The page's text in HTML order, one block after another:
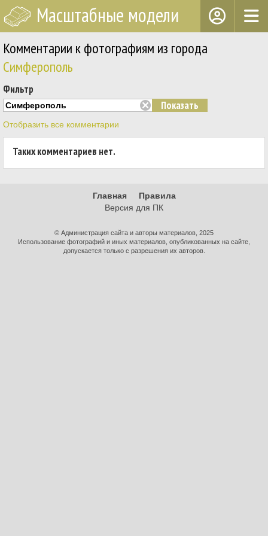
Масштабные модели
Комментарии к фотографиям из города
Симферополь
Фильтр
Отобразить все комментарии
Таких комментариев нет.
Главная
Правила
Версия для ПК
© Администрация сайта и авторы материалов, 2025
Использование фотографий и иных материалов, опубликованных на сайте,
допускается только с разрешения их авторов.